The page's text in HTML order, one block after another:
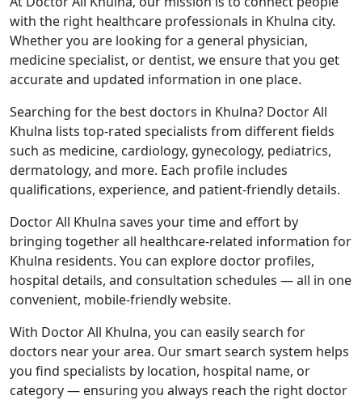
with the right healthcare professionals in Khulna city.
Whether you are looking for a general physician,
medicine specialist, or dentist, we ensure that you get
accurate and updated information in one place.
Searching for the best doctors in Khulna? Doctor All
Khulna lists top-rated specialists from different fields
such as medicine, cardiology, gynecology, pediatrics,
dermatology, and more. Each profile includes
qualifications, experience, and patient-friendly details.
Doctor All Khulna saves your time and effort by
bringing together all healthcare-related information for
Khulna residents. You can explore doctor profiles,
hospital details, and consultation schedules — all in one
convenient, mobile-friendly website.
With Doctor All Khulna, you can easily search for
doctors near your area. Our smart search system helps
you find specialists by location, hospital name, or
category — ensuring you always reach the right doctor